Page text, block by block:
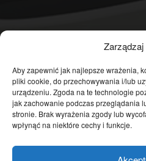
Zarządzaj
Aby zapewnić jak najlepsze wrażenia,
pliki cookie, do przechowywania i/lub
urządzeniu. Zgoda na te technologie
jak zachowanie podczas przeglądania
stronie. Brak wyrażenia zgody lub
wpłynąć na niektóre cechy i funkcje.
Temat dnia
Publicystyka
Polityka
Polska
Społeczeństwo